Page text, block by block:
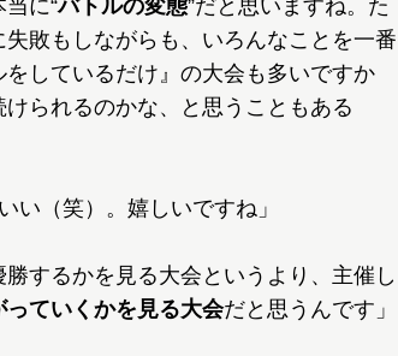
当に“バトルの変態”だと思いますね。た
敗もしながらも、いろんなことを一番
しているだけ』の大会も多いですか
られるのかな、と思うこともある
い（笑）。嬉しいですね」
するかを見る大会というより、主催し
ていくかを見る大会だと思うんです」